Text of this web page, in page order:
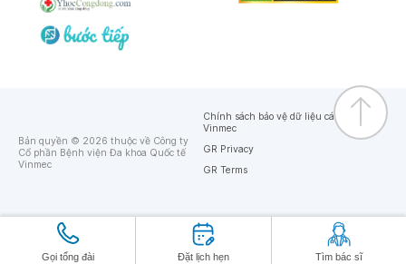
Gọi tổng đài Đặt lịch hẹn Tìm bác sĩ
Bản quyền © 2026 thuộc về Công ty
Cổ phần Bệnh viện Đa khoa Quốc tế
Vinmec
Chính sách bảo vệ dữ liệu cá nhân của
Vinmec
GR Privacy
GR Terms